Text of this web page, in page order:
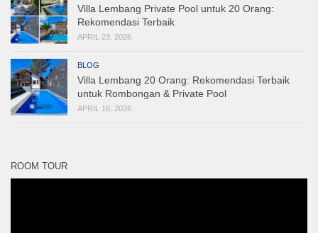
Villa Lembang Private Pool untuk 20 Orang:
Rekomendasi Terbaik
APRIL 23, 2026
BLOG
Villa Lembang 20 Orang: Rekomendasi Terbaik
untuk Rombongan & Private Pool
APRIL 16, 2026
ROOM TOUR